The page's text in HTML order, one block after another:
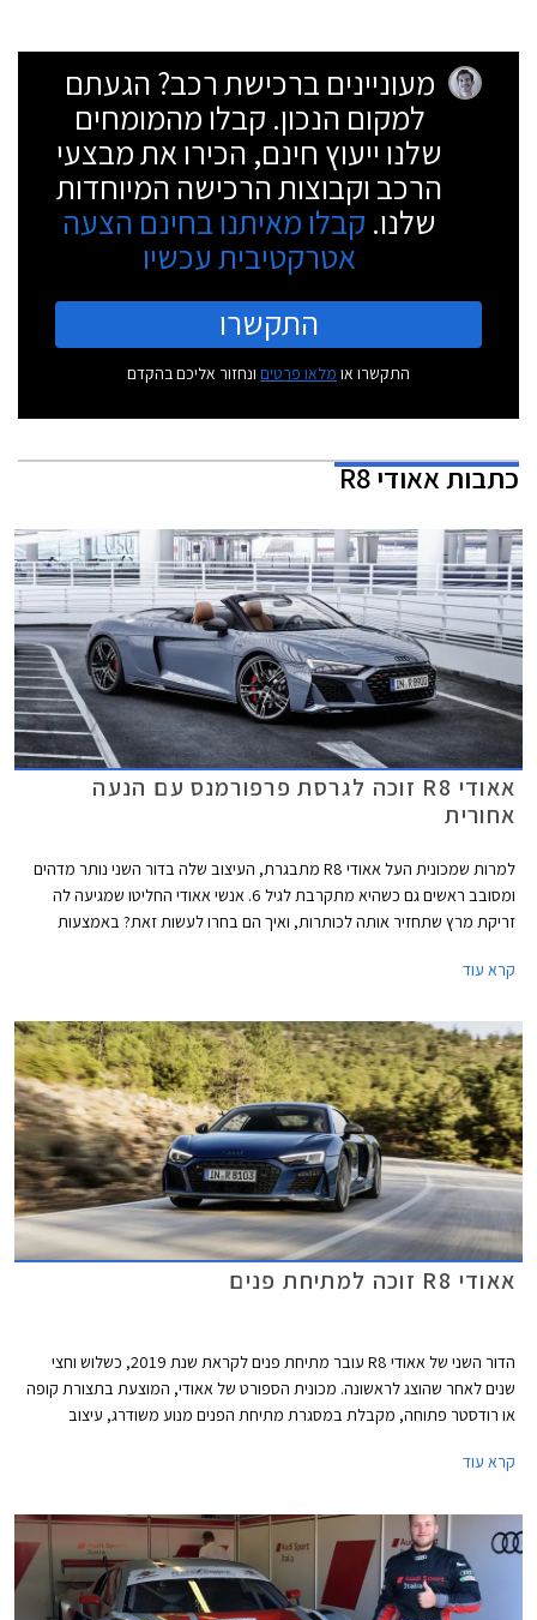
מעוניינים ברכישת רכב? הגעתם
למקום הנכון. קבלו מהמומחים
שלנו ייעוץ חינם, הכירו את מבצעי
הרכב וקבוצות הרכישה המיוחדות
שלנו. קבלו מאיתנו בחינם הצעה
אטרקטיבית עכשיו
התקשרו
התקשרו או מלאו פרטים ונחזור אליכם בהקדם
כתבותאאודי R8
אאודי R8 זוכה לגרסת פרפורמנס עם הנעה
אחורית
למרות שמכונית העל אאודי R8 מתבגרת, העיצוב שלה בדור השני נותר מדהים
ומסובב ראשים גם כשהיא מתקרבת לגיל 6. אנשי אאודי החליטו שמגיעה לה
זריקת מרץ שתחזיר אותה לכותרות, ואיך הם בחרו לעשות זאת? באמצעות
הנוכחיות. שמה המלא הינו אאודי R8 V10 Performance RWD.
קרא עוד
אאודי R8 זוכה למתיחת פנים
הדור השני של אאודי R8 עובר מתיחת פנים לקראת שנת 2019, כשלוש וחצי
שנים לאחר שהוצג לראשונה. מכונית הספורט של אאודי, המוצעת בתצורת קופה
או רודסטר פתוחה, מקבלת במסגרת מתיחת הפנים מנוע משודרג, עיצוב
קרא עוד